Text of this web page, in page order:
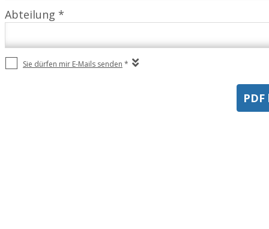
Abteilung *
Sie dürfen mir E-Mails senden *